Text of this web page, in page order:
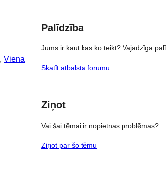
, Viena
Palīdzība
Jums ir kaut kas ko teikt? Vajadzīga
Skatīt atbalsta forumu
Ziņot
Vai šai tēmai ir nopietnas problēmas?
Ziņot par šo tēmu